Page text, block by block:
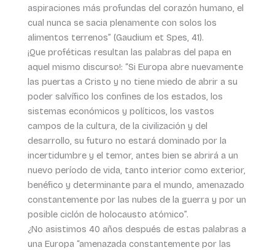
aspiraciones más profundas del corazón humano, el
cual nunca se sacia plenamente con solos los
alimentos terrenos” (Gaudium et Spes, 41).
¡Que proféticas resultan las palabras del papa en
aquel mismo discurso!: “Si Europa abre nuevamente
las puertas a Cristo y no tiene miedo de abrir a su
poder salvífico los confines de los estados, los
sistemas económicos y políticos, los vastos
campos de la cultura, de la civilización y del
desarrollo, su futuro no estará dominado por la
incertidumbre y el temor, antes bien se abrirá a un
nuevo período de vida, tanto interior como exterior,
benéfico y determinante para el mundo, amenazado
constantemente por las nubes de la guerra y por un
posible ciclón de holocausto atómico”.
¿No asistimos 40 años después de estas palabras a
una Europa “amenazada constantemente por las